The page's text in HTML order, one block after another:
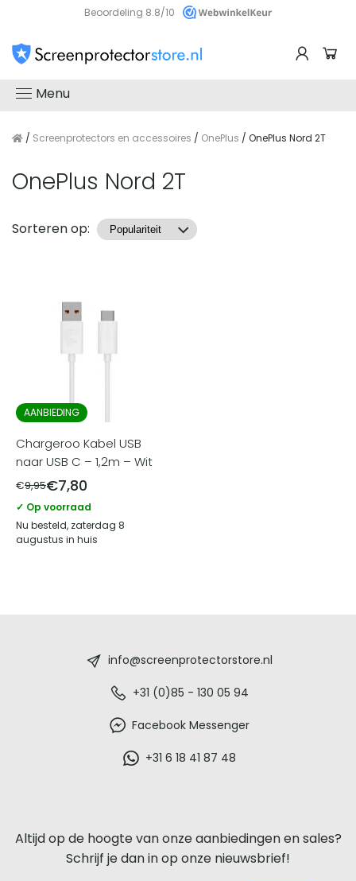
Beoordeling 8.8/10
Menu
/ Screenprotectors en accessoires / OnePlus / OnePlus Nord 2T
OnePlus Nord 2T
Producten
Sorteren op:
AANBIEDING
Chargeroo Kabel USB
naar USB C – 1,2m – Wit
€9,95€7,80
✓ Op voorraad
Nu besteld, zaterdag 8
augustus in huis
voor
iedere
info@screenprotectorstore.nl
+31 (0)85 - 130 05 94
Facebook Messenger
+31 6 18 41 87 48
Altijd op de hoogte van onze aanbiedingen en sales?
Schrijf je dan in op onze nieuwsbrief!